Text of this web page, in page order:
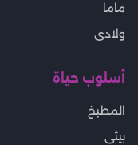
ماما
ولادى
أسلوب حياة
المطبخ
بيتى